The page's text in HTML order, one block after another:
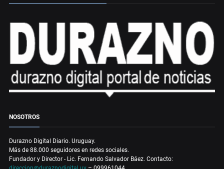
NOSOTROS
Durazno Digital Diario. Uruguay.
Más de 88.000 seguidores en redes sociales.
Fundador y Director - Lic. Fernando Salvador Báez. Contacto: